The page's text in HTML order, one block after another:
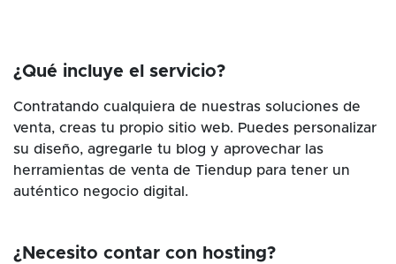
¿Qué incluye el servicio?
Contratando cualquiera de nuestras soluciones de
venta, creas tu propio sitio web. Puedes personalizar
su diseño, agregarle tu blog y aprovechar las
herramientas de venta de Tiendup para tener un
auténtico negocio digital.
¿Necesito contar con hosting?